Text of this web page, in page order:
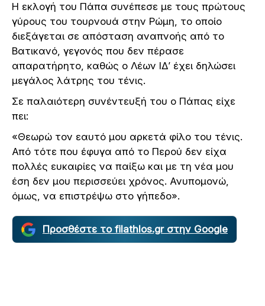
Η εκλογή του Πάπα συνέπεσε με τους πρώτους
γύρους του τουρνουά στην Ρώμη, το οποίο
διεξάγεται σε απόσταση αναπνοής από το
Βατικανό, γεγονός που δεν πέρασε
απαρατήρητο, καθώς ο Λέων ΙΔ’ έχει δηλώσει
μεγάλος λάτρης του τένις.
Σε παλαιότερη συνέντευξή του ο Πάπας είχε
πει:
«Θεωρώ τον εαυτό μου αρκετά φίλο του τένις.
Από τότε που έφυγα από το Περού δεν είχα
πολλές ευκαιρίες να παίξω και με τη νέα μου
έση δεν μου περισσεύει χρόνος. Ανυπομονώ,
όμως, να επιστρέψω στο γήπεδο».
Προσθέστε το filathlos.gr στην Google